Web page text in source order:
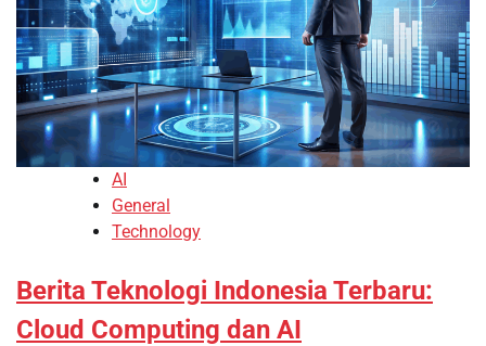
AI
General
Technology
Berita Teknologi Indonesia Terbaru:
Cloud Computing dan AI